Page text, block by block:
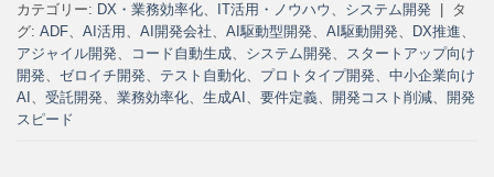
カテゴリー: DX・業務効率化、 IT活用・ノウハウ 、 システム開発
タ
グ: ADF、 AI活用 、 AI開発会社、 AI駆動型開発、 AI駆動開発、 DX推進、
アジャイル開発、 コード自動生成、 システム開発、 スタートアップ向け
開発、 ゼロイチ開発、 テスト自動化、 プロトタイプ開発、 中小企業向け
AI 、 受託開発、 業務効率化、 生成AI 、 要件定義、 開発コスト削減、 開発
スピード